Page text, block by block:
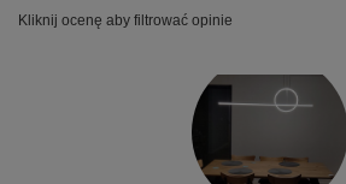
Kliknij ocenę aby filtrować opinie